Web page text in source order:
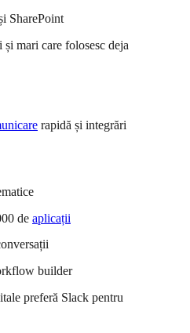
SharePoint
mari care folosesc deja
rapidă și integrări
de aplicații
builder
preferă Slack pentru